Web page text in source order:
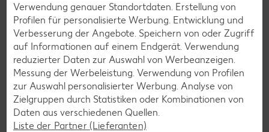
Glutenfreie Rezepte
Wer auf Gluten verzichtet, muss nicht automatisch auf
Vielfalt und Geschmack verzichten. Ob süß oder herzhaft –
mit unseren glutenfreien Rezepten zauberst du dir Gerichte,
die nicht nur verträglich, sondern auch richtig lecker sind.
Rezepte entdecken
Verwendung genauer Standortdaten. Erstellung von
Profilen für personalisierte Werbung. Entwicklung und
Verbesserung der Angebote. Speichern von oder Zugriff
auf Informationen auf einem Endgerät. Verwendung
reduzierter Daten zur Auswahl von Werbeanzeigen.
Messung der Werbeleistung. Verwendung von Profilen
zur Auswahl personalisierter Werbung. Analyse von
Zielgruppen durch Statistiken oder Kombinationen von
Daten aus verschiedenen Quellen.
Liste der Partner (Lieferanten)